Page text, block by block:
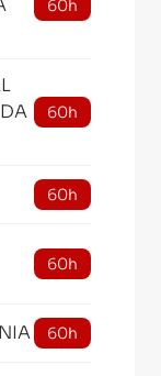
60h
60h
60h
60h
60h